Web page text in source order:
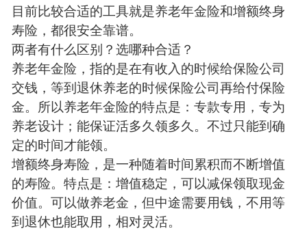
目前比较合适的工具就是养老年金险和增额终身
寿险，都很安全靠谱。
两者有什么区别？选哪种合适？
养老年金险，指的是在有收入的时候给保险公司
交钱，等到退休养老的时候保险公司再给付保险
金。所以养老年金险的特点是：专款专用，专为
养老设计；能保证活多久领多久。不过只能到确
定的时间才能领。
增额终身寿险，是一种随着时间累积而不断增值
的寿险。特点是：增值稳定，可以减保领取现金
价值。可以做养老金，但中途需要用钱，不用等
到退休也能取用，相对灵活。